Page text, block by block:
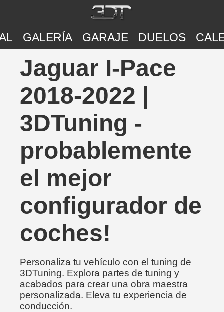
GALERÍA GARAJE DUELOS
Jaguar I-Pace
2018-2022 |
3DTuning -
probablemente
el mejor
configurador de
coches!
Personaliza tu vehículo con el tuning de
3DTuning. Explora partes de tuning y
acabados para crear una obra maestra
personalizada. Eleva tu experiencia de
conducción.